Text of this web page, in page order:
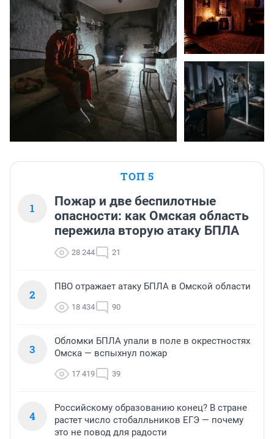
ТОП 5
1
Пожар и две беспилотные
опасности: как Омская область
пережила вторую атаку БПЛА
28 244 21
2
ПВО отражает атаку БПЛА в Омской области
18 434 90
3
Обломки БПЛА упали в поле в окрестностях
Омска — вспыхнул пожар
17 419 39
4
Российскому образованию конец? В стране
растет число стобалльников ЕГЭ — почему
это не повод для радости